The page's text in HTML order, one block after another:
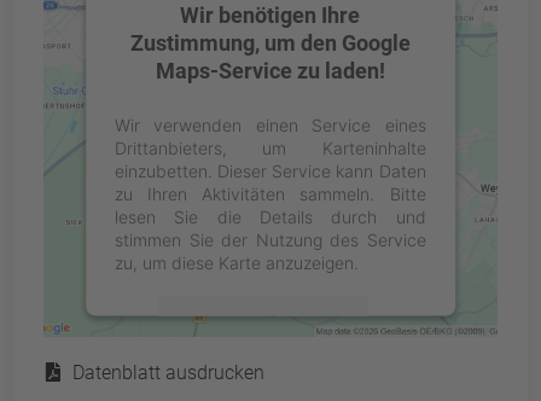
Wir benötigen Ihre
Zustimmung, um den Google
Maps-Service zu laden!
Wir verwenden einen Service eines
Drittanbieters, um Karteninhalte
einzubetten. Dieser Service kann Daten
zu Ihren Aktivitäten sammeln. Bitte
lesen Sie die Details durch und
stimmen Sie der Nutzung des Service
zu, um diese Karte anzuzeigen.
Mehr Informationen
Akzeptieren
Service
Datenblatt ausdrucken